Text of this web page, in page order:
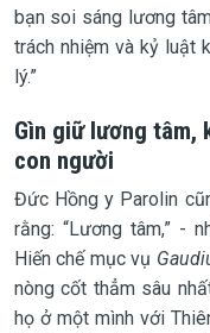
bạn soi sáng lương
trách nhiệm và kỷ luật
lý.”
Gìn giữ lương tâm,
con người
Đức Hồng y Parolin
rằng: “Lương tâm,” -
Hiến chế mục vụ
nòng cốt thẳm sâu
họ ở một mình với